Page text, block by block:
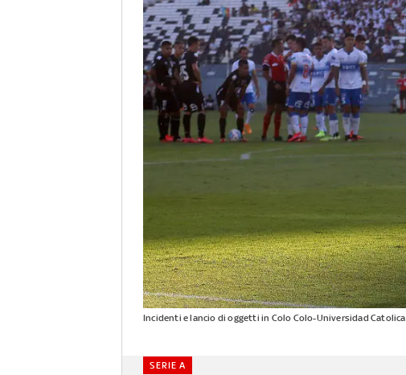
Incidenti e lancio di oggetti in Colo Colo-Universidad Catolica
SERIE A